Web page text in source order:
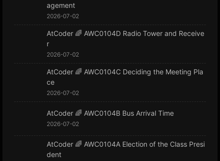
agement
2026-07-02
AtCoder 🌈 AWC0104D Radio Tower and Receive
r
2026-07-02
AtCoder 🌈 AWC0104C Deciding the Meeting Pla
ce
2026-07-02
AtCoder 🌈 AWC0104B Bus Arrival Time
2026-07-02
AtCoder 🌈 AWC0104A Election of the Class Presi
dent